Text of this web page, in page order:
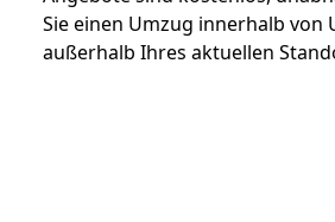
Sie einen Umzug innerhalb von
außerhalb Ihres aktuellen